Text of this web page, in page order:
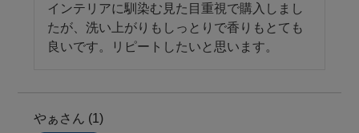
インテリアに馴染む見た目重視で購入しまし
たが、洗い上がりもしっとりで香りもとても
良いです。リピートしたいと思います。
やぁ 1